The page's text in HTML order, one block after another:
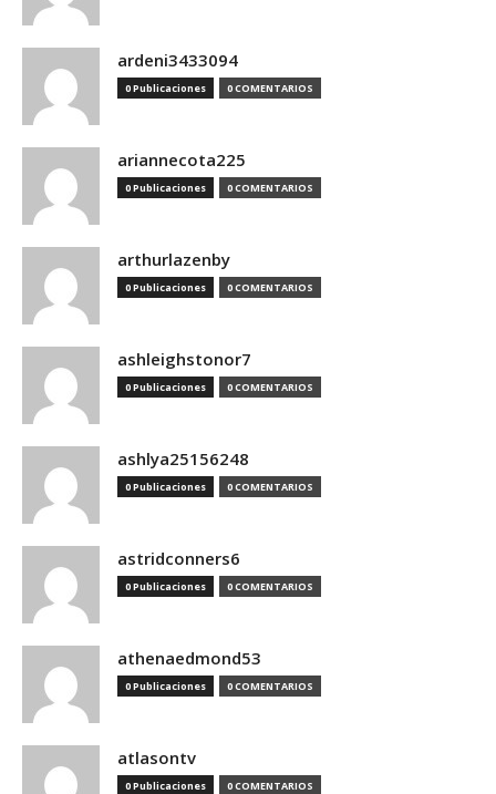
ardeni3433094
0 Publicaciones 0 COMENTARIOS
ariannecota225
0 Publicaciones 0 COMENTARIOS
arthurlazenby
0 Publicaciones 0 COMENTARIOS
ashleighstonor7
0 Publicaciones 0 COMENTARIOS
ashlya25156248
0 Publicaciones 0 COMENTARIOS
astridconners6
0 Publicaciones 0 COMENTARIOS
athenaedmond53
0 Publicaciones 0 COMENTARIOS
atlasontv
0 Publicaciones 0 COMENTARIOS